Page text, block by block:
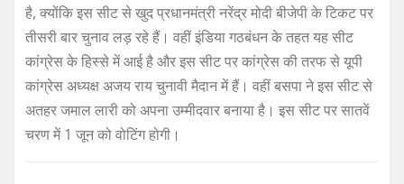
है, क्योंकि इस सीट से खुद प्रधानमंत्री नरेंद्र मोदी बीजेपी के टिकट पर
तीसरी बार चुनाव लड़ रहे हैं। वहीं इंडिया गठबंधन के तहत यह सीट
कांग्रेस के हिस्से में आई है और इस सीट पर कांग्रेस की तरफ से यूपी
कांग्रेस अध्यक्ष अजय राय चुनावी मैदान में हैं। वहीं बसपा ने इस सीट से
अतहर जमाल लारी को अपना उम्मीदवार बनाया है। इस सीट पर सातवें
चरण में 1 जून को वोटिंग होगी।